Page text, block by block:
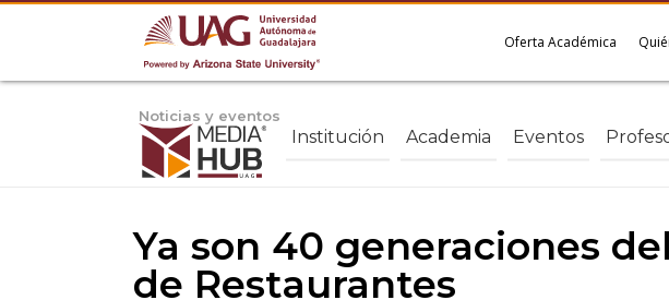
Oferta Académica
Noticias y eventos
Institución Academia Eventos
Ya son 40 generaciones
de Restaurantes